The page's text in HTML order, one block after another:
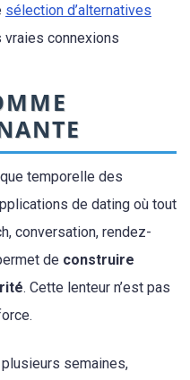
sélection d’alternatives
connexions
temporelle des
de dating où tout
conversation, rendez-
de construire
. Cette lenteur n’est pas
semaines,